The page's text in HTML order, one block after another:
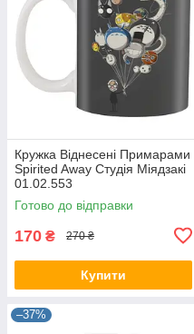
Кружка Віднесені Примарами
Spirited Away Студія Міядзакі
01.02.553
Готово до відправки
170 ₴ 270 ₴
Купити
–37%